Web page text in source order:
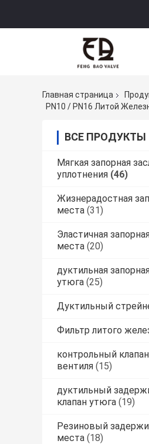
Главная страница
PN10 / PN16 Литой
ВСЕ ПРОДУКТЫ
Мягкая запорная
уплотнения (46)
Жизнерадостная
места (31)
Эластичная
места (20)
дуктильная
утюга (25)
Дуктильный
Фильтр литого
контрольный
вентиля (15)
дуктильный
клапан утюга (19)
Резиновый
места (18)